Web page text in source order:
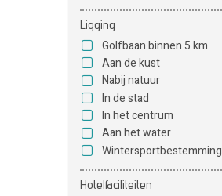
Ligging
Golfbaan binnen 5 km
Aan de kust
Nabij natuur
In de stad
In het centrum
Aan het water
Wintersportbestemming
Hotelfaciliteiten